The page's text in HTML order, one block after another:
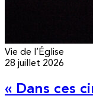
Vie de l’Église
28 juillet 2026
« Dans ces